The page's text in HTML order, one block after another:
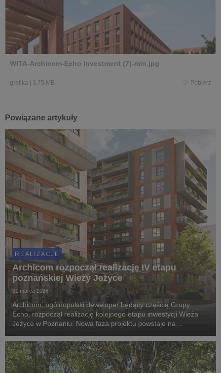
WITA-Archicom-Echo Investment (7)-min.jpg
grafika 3,75 MB Pobierz
Powiązane artykuły
REALIZACJE
Archicom rozpoczął realizację IV etapu
poznańskiej Wieży Jeżyce
31 marca 2026
Archicom, ogólnopolski deweloper będący częścią Grupy
Echo, rozpoczął realizację kolejnego etapu inwestycji Wieża
Jeżyce w Poznaniu. Nowa faza projektu powstaje na
miejscu, w którym przez lata wytwarzano wodomierz...